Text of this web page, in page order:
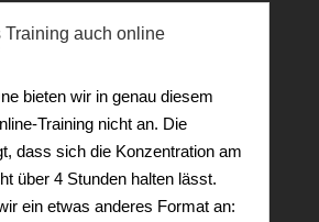
Training auch online
bieten wir in genau diesem
Training nicht an. Die
dass sich die Konzentration am
über 4 Stunden halten lässt.
ein etwas anderes Format an: